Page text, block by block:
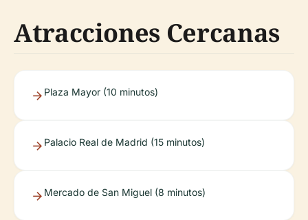
Atracciones Cercanas
Plaza Mayor (10 minutos)
Palacio Real de Madrid (15 minutos)
Mercado de San Miguel (8 minutos)